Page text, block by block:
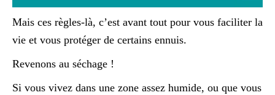
Mais ces règles-là, c’est avant tout pour vous faciliter la
vie et vous protéger de certains ennuis.
Revenons au séchage !
Si vous vivez dans une zone assez humide, ou que vous